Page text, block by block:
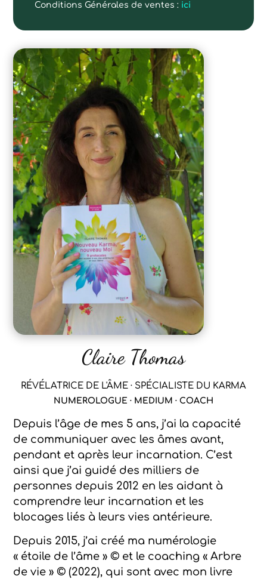
Conditions Générales de ventes : ici
Claire Thomas
RÉVÉLATRICE DE L'ÂME · SPÉCIALISTE DU KARMA
NUMEROLOGUE · MEDIUM · COACH
Depuis l’âge de mes 5 ans, j’ai la capacité
de communiquer avec les âmes avant,
pendant et après leur incarnation. C’est
ainsi que j’ai guidé des milliers de
personnes depuis 2012 en les aidant à
comprendre leur incarnation et les
blocages liés à leurs vies antérieure.
Depuis 2015, j’ai créé ma numérologie
« étoile de l’âme » © et le coaching « Arbre
de vie » © (2022), qui sont avec mon livre